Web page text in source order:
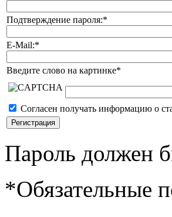
Подтверждение пароля:*
E-Mail:*
Введите слово на картинке*
Согласен получать информацию о
Пароль должен
*Обязательные